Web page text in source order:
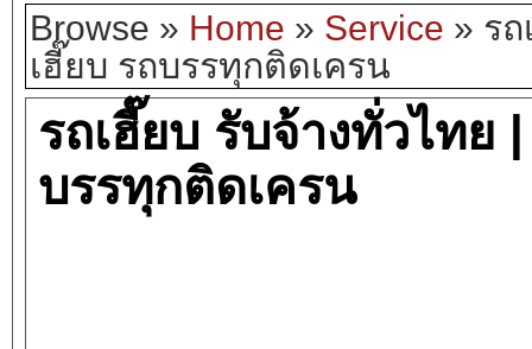
Browse » Home » Service » ร
เฮี๊ยบ รถบรรทุกติดเครน
รถเฮี๊ยบ รับจ้างทั่วไทย
บรรทุกติดเครน